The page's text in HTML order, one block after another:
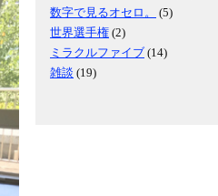
数字で見るオセロ。
(5)
世界選手権 (2)
ミラクルファイブ (14)
雑談 (19)